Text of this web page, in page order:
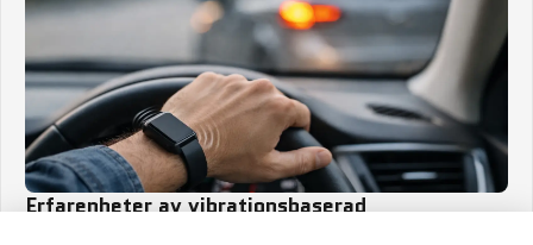
Erfarenheter av vibrationsbaserad